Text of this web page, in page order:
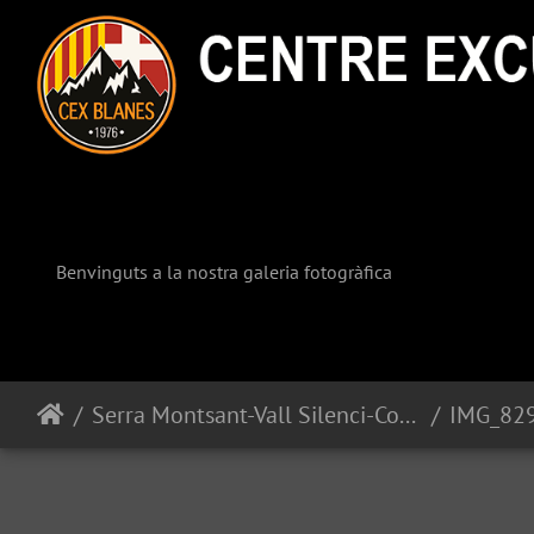
Benvinguts a la nostra galeria fotogràfica
Serra Montsant-Vall Silenci-Congost Fragerau